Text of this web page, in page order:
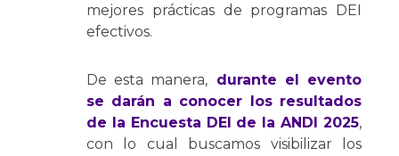
mejores prácticas de programas DEI
efectivos.
De esta manera, durante el evento
se darán a conocer los resultados
de la Encuesta DEI de la ANDI 2025,
con lo cual buscamos visibilizar los